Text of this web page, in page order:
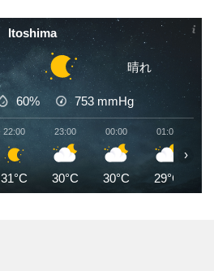
Itoshima
晴れ
60% 753 mmHg
22:00
31°C
23:00
30°C
00:00
30°C
01:00
29°C
›